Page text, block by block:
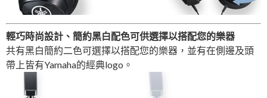
輕巧時尚設計、簡約黑白配色可供選擇以搭配您的樂器
共有黑白簡約二色可選擇以搭配您的樂器，並有在側邊及頭
帶上皆有Yamaha的經典logo。